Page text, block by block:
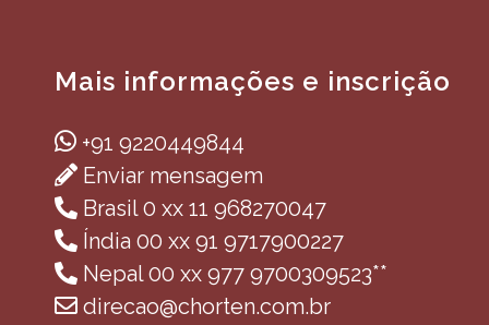
Mais informações e inscrição
+91 9220449844
Enviar mensagem
Brasil 0 xx 11 968270047
Índia 00 xx 91 9717900227
Nepal 00 xx 977 9700309523**
direcao@chorten.com.br